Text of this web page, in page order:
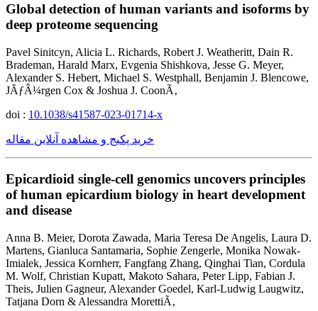
Global detection of human variants and isoforms by
deep proteome sequencing
Pavel Sinitcyn, Alicia L. Richards, Robert J. Weatheritt, Dain R.
Brademan, Harald Marx, Evgenia Shishkova, Jesse G. Meyer,
Alexander S. Hebert, Michael S. Westphall, Benjamin J. Blencowe,
JÃƒÂ¼rgen Cox & Joshua J. CoonÃ‚
doi : 10.1038/s41587-023-01714-x
خرید پکیج و مشاهده آنلاین مقاله
Epicardioid single-cell genomics uncovers principles
of human epicardium biology in heart development
and disease
Anna B. Meier, Dorota Zawada, Maria Teresa De Angelis, Laura D.
Martens, Gianluca Santamaria, Sophie Zengerle, Monika Nowak-
Imialek, Jessica Kornherr, Fangfang Zhang, Qinghai Tian, Cordula
M. Wolf, Christian Kupatt, Makoto Sahara, Peter Lipp, Fabian J.
Theis, Julien Gagneur, Alexander Goedel, Karl-Ludwig Laugwitz,
Tatjana Dorn & Alessandra MorettiÃ‚